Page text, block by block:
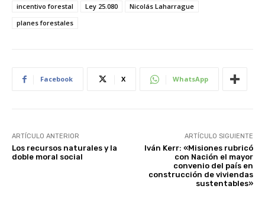
incentivo forestal
Ley 25.080
Nicolás Laharrague
planes forestales
Facebook X WhatsApp
ARTÍCULO ANTERIOR
Los recursos naturales y la
doble moral social
ARTÍCULO SIGUIENTE
Iván Kerr: «Misiones rubricó
con Nación el mayor
convenio del país en
construcción de viviendas
sustentables»